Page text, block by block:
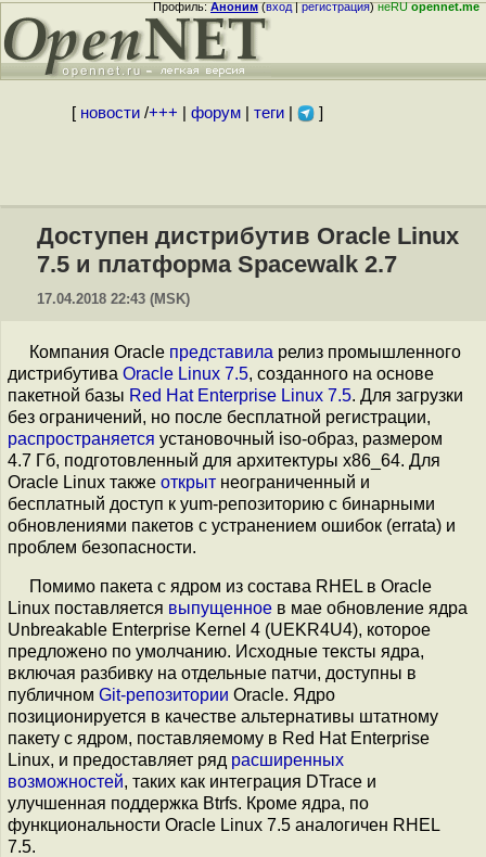
Профиль:Аноним(вход|регистрация)неRUopennet.me
[ новости/+++ форум| теги| ]
Доступен дистрибутив Oracle Linux
7.5 и платформа Spacewalk 2.7
17.04.2018 22:43 (MSK)
Компания Oracle представила релиз промышленного
дистрибутива Oracle Linux 7.5, созданного на основе
пакетной базы Red Hat Enterprise Linux 7.5. Для загрузки
без ограничений, но после бесплатной регистрации,
распространяется установочный iso-образ, размером
4.7 Гб, подготовленный для архитектуры x86_64. Для
Oracle Linux также открыт неограниченный и
бесплатный доступ к yum-репозиторию с бинарными
обновлениями пакетов с устранением ошибок (errata) и
проблем безопасности.
Помимо пакета с ядром из состава RHEL в Oracle
Linux поставляется выпущенное в мае обновление ядра
Unbreakable Enterprise Kernel 4 (UEKR4U4), которое
предложено по умолчанию. Исходные тексты ядра,
включая разбивку на отдельные патчи, доступны в
публичном Git-репозитории Oracle. Ядро
позиционируется в качестве альтернативы штатному
пакету с ядром, поставляемому в Red Hat Enterprise
Linux, и предоставляет ряд расширенных
возможностей, таких как интеграция DTrace и
улучшенная поддержка Btrfs. Кроме ядра, по
функциональности Oracle Linux 7.5 аналогичен RHEL
7.5.